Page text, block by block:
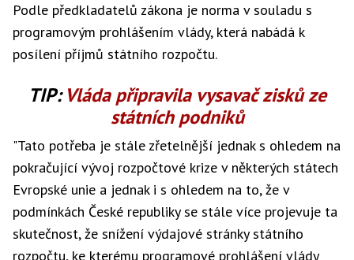
Podle předkladatelů zákona je norma v souladu s
programovým prohlášením vlády, která nabádá k
posílení příjmů státního rozpočtu.
TIP:Vláda připravila vysavač zisků ze
státních podniků
"Tato potřeba je stále zřetelnější jednak s ohledem na
pokračující vývoj rozpočtové krize v některých státech
Evropské unie a jednak i s ohledem na to, že v
podmínkách České republiky se stále více projevuje ta
skutečnost, že snížení výdajové stránky státního
rozpočtu, ke kterému programové prohlášení vlády